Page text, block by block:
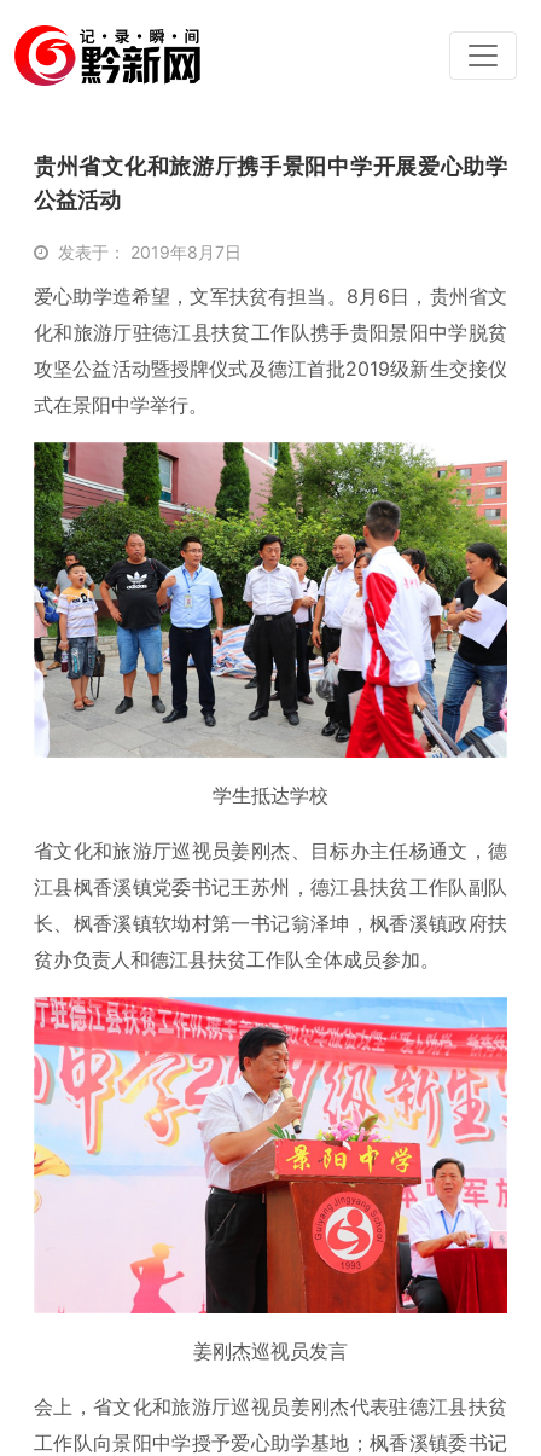
贵州省文化和旅游厅携手景阳中学开展爱心助学
公益活动
发表于： 2019年8月7日
爱心助学造希望，文军扶贫有担当。8月6日，贵州省文
化和旅游厅驻德江县扶贫工作队携手贵阳景阳中学脱贫
攻坚公益活动暨授牌仪式及德江首批2019级新生交接仪
式在景阳中学举行。
学生抵达学校
省文化和旅游厅巡视员姜刚杰、目标办主任杨通文，德
江县枫香溪镇党委书记王苏州，德江县扶贫工作队副队
长、枫香溪镇软坳村第一书记翁泽坤，枫香溪镇政府扶
贫办负责人和德江县扶贫工作队全体成员参加。
姜刚杰巡视员发言
会上，省文化和旅游厅巡视员姜刚杰代表驻德江县扶贫
工作队向景阳中学授予爱心助学基地；枫香溪镇委书记